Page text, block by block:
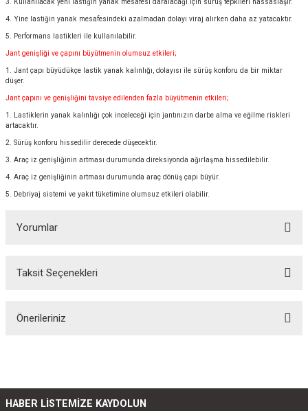
3. Kullanılacak yeni lastiğin yanak mesafesi daralacağı için sürüş tepkileri hassaslaşır.
4. Yine lastiğin yanak mesafesindeki azalmadan dolayı viraj alırken daha az yatacaktır.
5. Performans lastikleri ile kullanılabilir.
Jant genişliği ve çapını büyütmenin olumsuz etkileri;
1. Jant çapı büyüdükçe lastik yanak kalınlığı, dolayısı ile sürüş konforu da bir miktar
düşer.
Jant çapını ve genişliğini tavsiye edilenden fazla büyütmenin etkileri;
1. Lastiklerin yanak kalınlığı çok inceleceği için jantınızın darbe alma ve eğilme riskleri
artacaktır.
2. Sürüş konforu hissedilir derecede düşecektir.
3. Araç iz genişliğinin artması durumunda direksiyonda ağırlaşma hissedilebilir.
4. Araç iz genişliğinin artması durumunda araç dönüş çapı büyür.
5. Debriyaj sistemi ve yakıt tüketimine olumsuz etkileri olabilir.
Yorumlar
Bu ürüne ilk yorumu siz yapın!
Taksit Seçenekleri
Önerileriniz
Görüş ve önerileriniz için teşekkür ederiz.
HABER LİSTEMİZE KAYDOLUN